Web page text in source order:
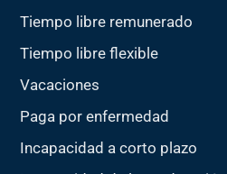
Tiempo libre remunerado
Tiempo libre flexible
Vacaciones
Paga por enfermedad
Incapacidad a corto plazo